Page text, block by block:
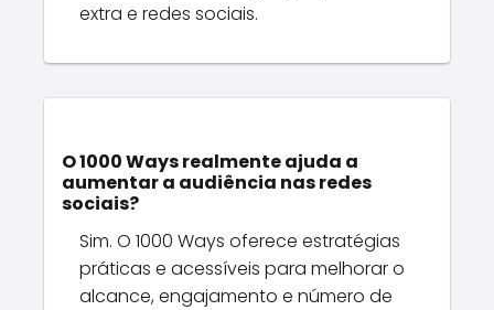
extra e redes sociais.
O 1000 Ways realmente ajuda a
aumentar a audiência nas redes
sociais?
Sim. O 1000 Ways oferece estratégias
práticas e acessíveis para melhorar o
alcance, engajamento e número de